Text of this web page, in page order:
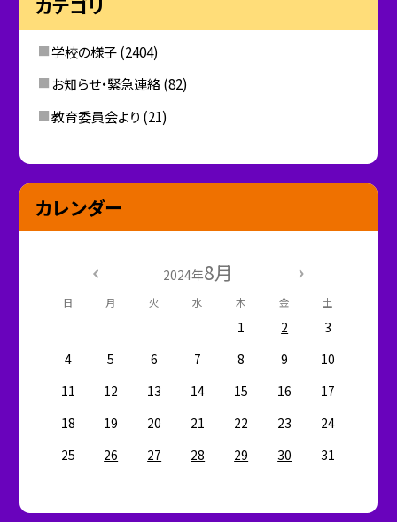
カテゴリ
学校の様子(2404)
お知らせ・緊急連絡(82)
教育委員会より (21)
カレンダー
2024年8月
日 月 火 水 木 金 土
1 2
3
4
5 6 7 8 9
10
11
12 13 14 15 16
17
18
19 20 21 22 23
24
25
26 27 28 29 30 31